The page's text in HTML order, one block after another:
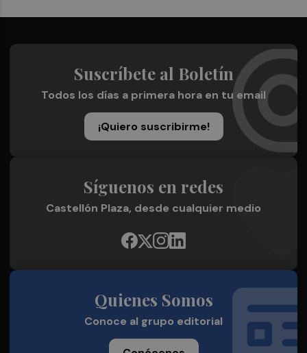
Suscríbete al Boletín
Todos los días a primera hora en tu email
¡Quiero suscribirme!
Síguenos en redes
Castellón Plaza, desde cualquier medio
Quienes Somos
Conoce al grupo editorial